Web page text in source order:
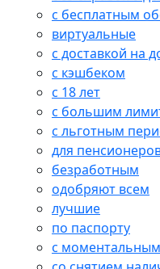
с бесплатным
виртуальные
с доставкой на
с кэшбеком
с 18 лет
с большим
с льготным
для
безработным
одобряют всем
лучшие
по паспорту
с